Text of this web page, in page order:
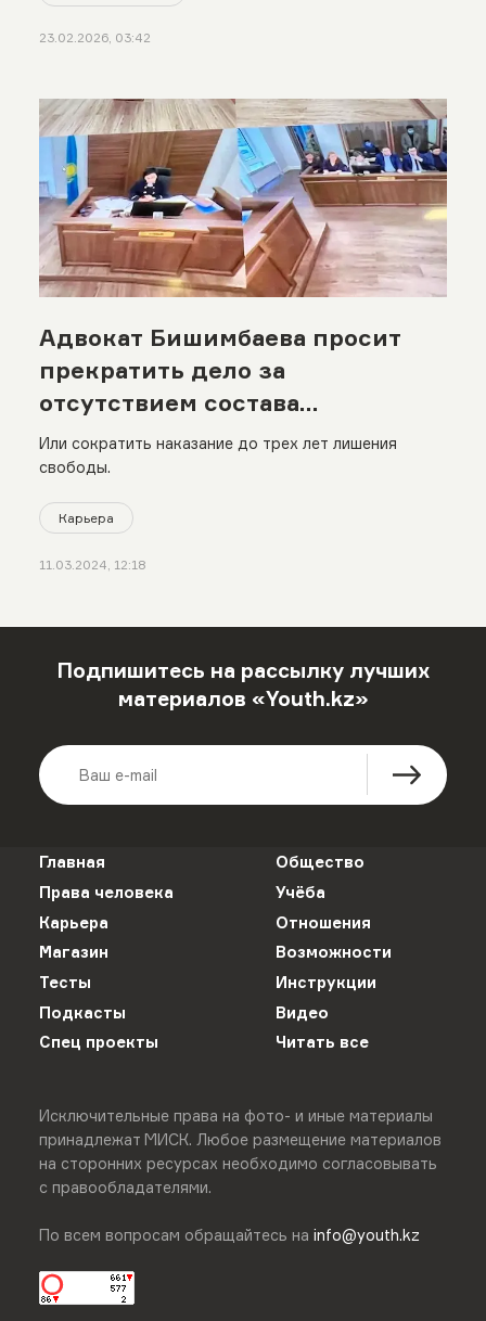
23.02.2026, 03:42
Адвокат Бишимбаева просит
прекратить дело за
отсутствием состава
преступления
Или сократить наказание до трех лет лишения
свободы.
Карьера
11.03.2024, 12:18
Подпишитесь на рассылку лучших
материалов «Youth.kz»
Главная
Общество
Права человека
Учёба
Карьера
Отношения
Магазин
Возможности
Тесты
Инструкции
Подкасты
Видео
Спец проекты
Читать все
Исключительные права на фото- и иные материалы
принадлежат МИСК. Любое размещение материалов
на сторонних ресурсах необходимо согласовывать
с правообладателями.
По всем вопросам обращайтесь на info@youth.kz